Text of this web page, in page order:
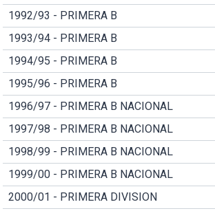
1992/93 - PRIMERA B
1993/94 - PRIMERA B
1994/95 - PRIMERA B
1995/96 - PRIMERA B
1996/97 - PRIMERA B NACIONAL
1997/98 - PRIMERA B NACIONAL
1998/99 - PRIMERA B NACIONAL
1999/00 - PRIMERA B NACIONAL
2000/01 - PRIMERA DIVISION